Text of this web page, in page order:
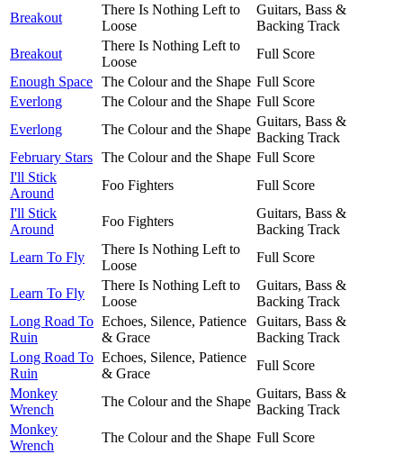
Breakout
There Is Nothing Left to
Loose
Guitars, Bass &
Backing Track
Breakout
There Is Nothing Left to
Loose
Full Score
Enough Space The Colour and the Shape Full Score
Everlong
The Colour and the Shape Full Score
Everlong
The Colour and the Shape
Guitars, Bass &
Backing Track
February Stars The Colour and the Shape Full Score
I'll Stick
Around
Foo Fighters
Full Score
I'll Stick
Around
Foo Fighters
Guitars, Bass &
Backing Track
Learn To Fly
There Is Nothing Left to
Loose
Full Score
Learn To Fly
There Is Nothing Left to
Loose
Guitars, Bass &
Backing Track
Long Road To
Ruin
Echoes, Silence, Patience
& Grace
Guitars, Bass &
Backing Track
Long Road To
Ruin
Echoes, Silence, Patience
& Grace
Full Score
Monkey
Wrench
The Colour and the Shape
Guitars, Bass &
Backing Track
Monkey
Wrench
The Colour and the Shape Full Score